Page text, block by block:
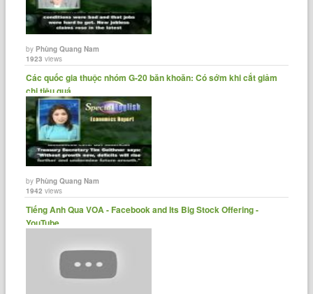
byPhùng Quang Nam
1923 views
Các quốc gia thuộc nhóm G-20 băn khoăn: Có sớm khi cắt giảm
chi tiêu quá......
byPhùng Quang Nam
1942 views
Tiếng Anh Qua VOA - Facebook and Its Big Stock Offering -
YouTube